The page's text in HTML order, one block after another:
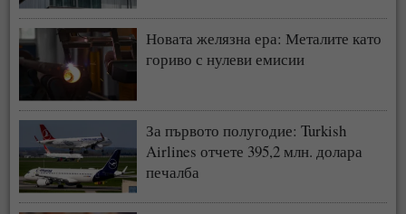
Новата желязна ера: Металите като
гориво с нулеви емисии
За първото полугодие: Turkish
Airlines отчете 395,2 млн. долара
печалба